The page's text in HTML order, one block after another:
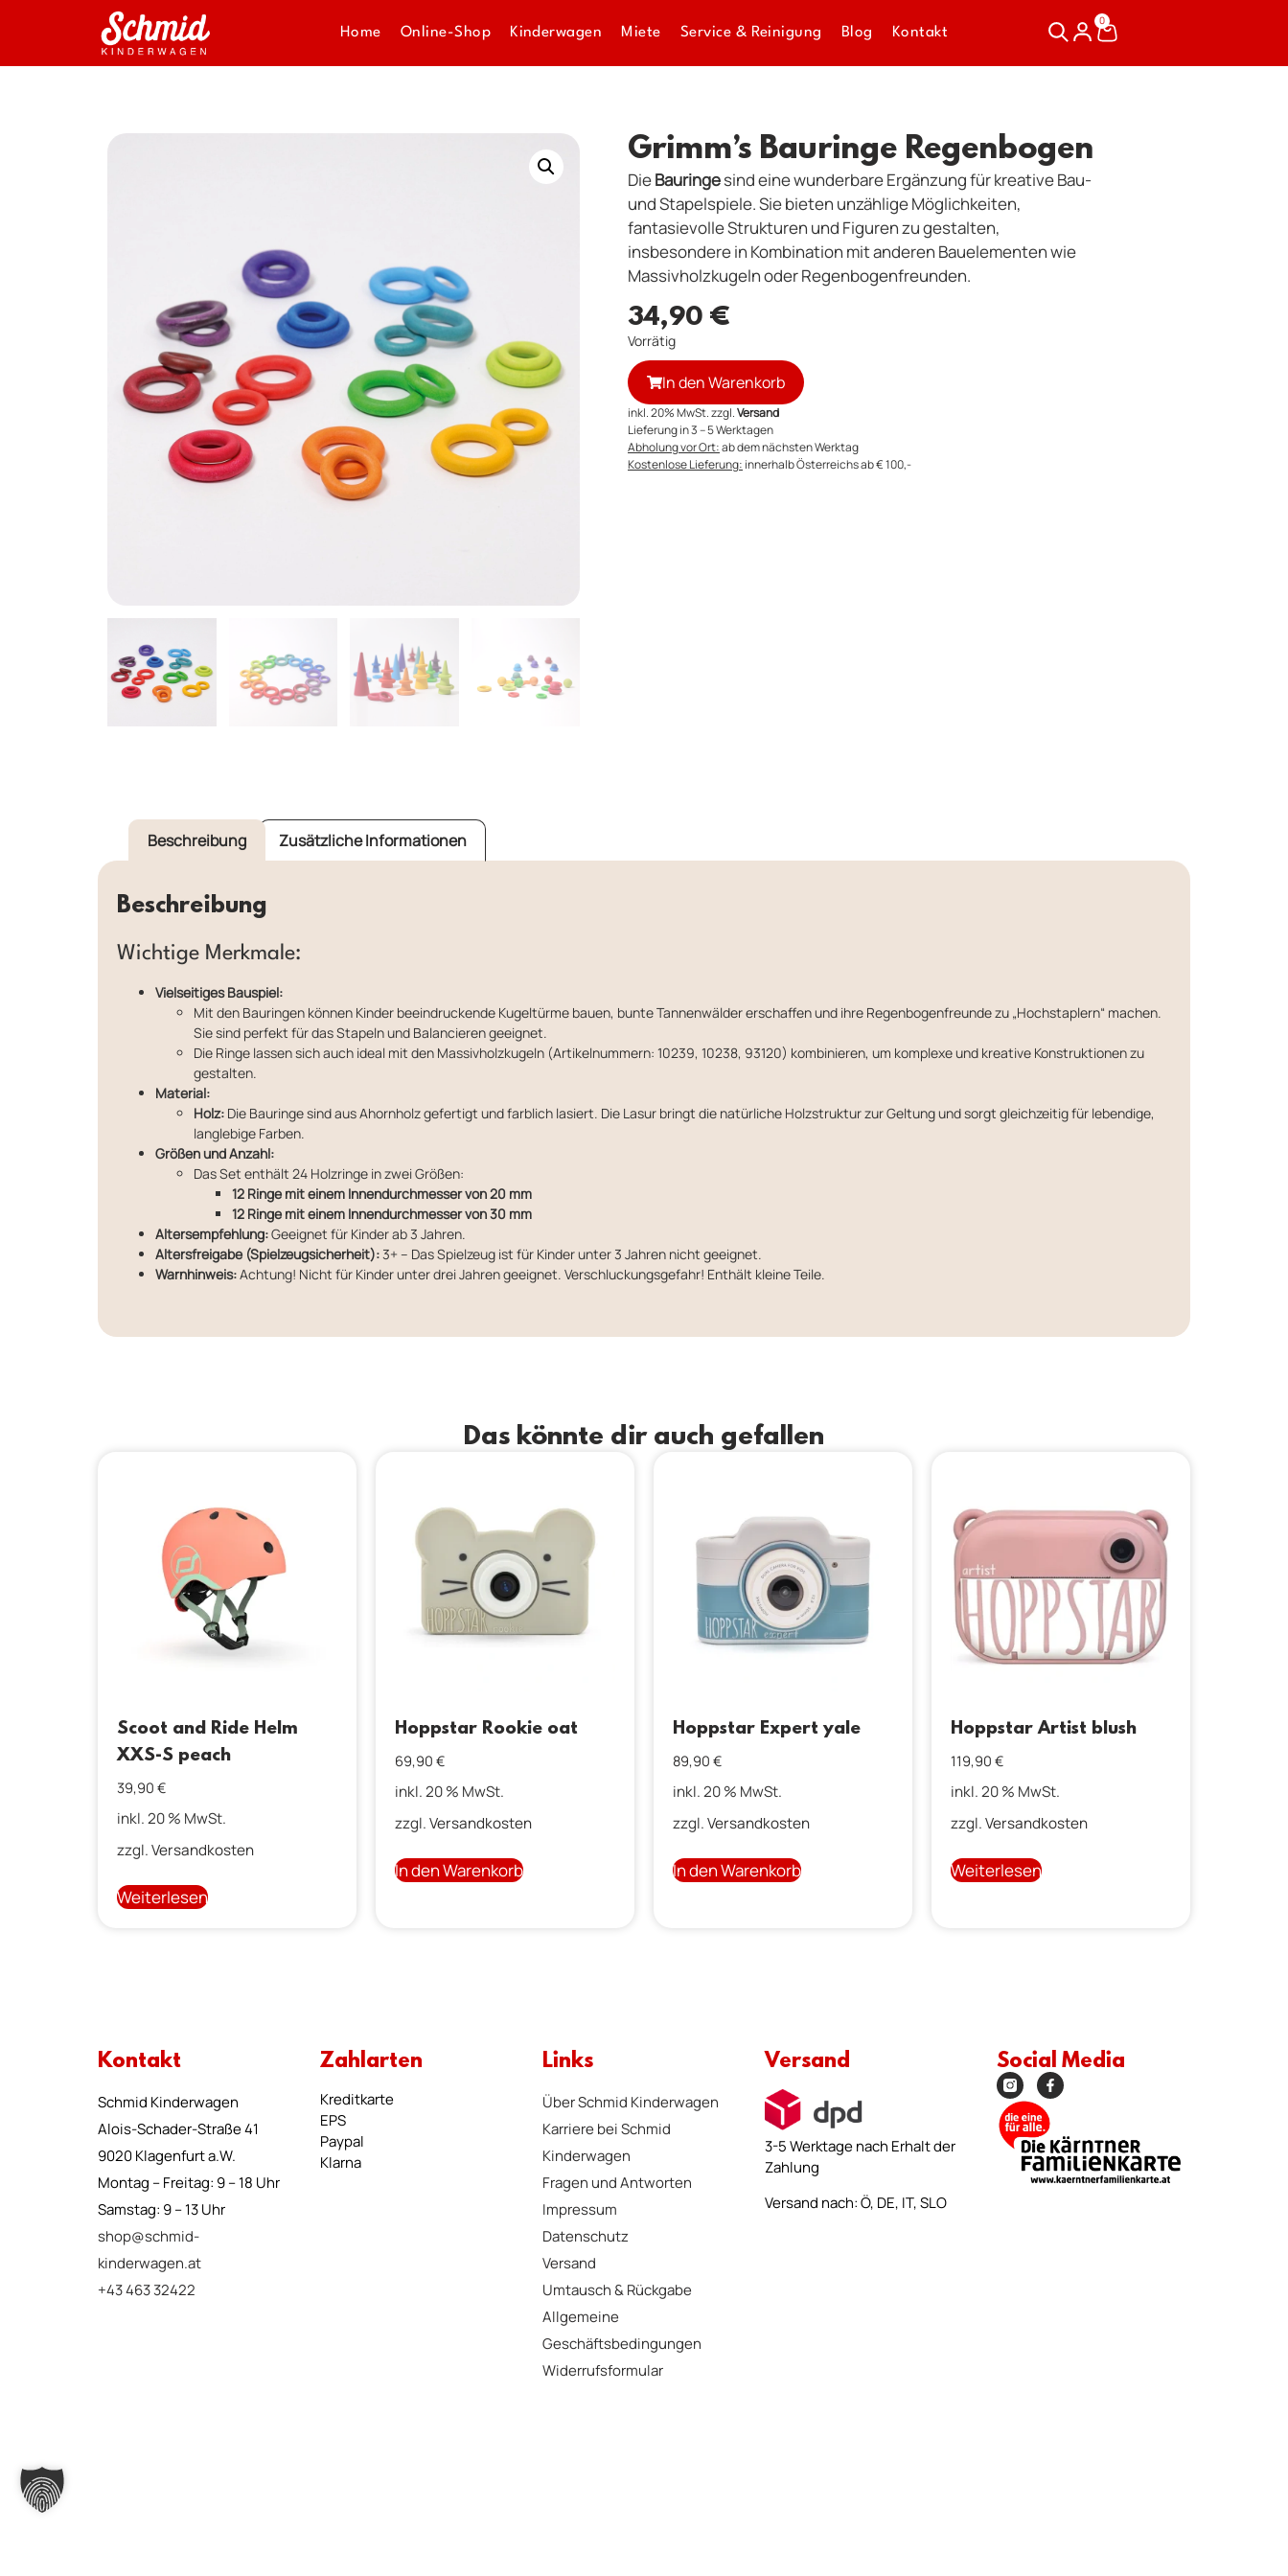
Home Online-Shop Kinderwagen Miete Service & Reinigung Blog Kontakt
0
Grimm’s Bauringe Regenbogen
DieBauringesind eine wunderbare Ergänzung für kreative Bau-
und Stapelspiele. Sie bieten unzählige Möglichkeiten,
fantasievolle Strukturen und Figuren zu gestalten,
insbesondere in Kombination mit anderen Bauelementen wie
Massivholzkugeln oder Regenbogenfreunden.
34,90 €
Vorrätig
In den Warenkorb
inkl. 20% MwSt. zzgl.Versand
Lieferung in 3 – 5 Werktagen
Abholung vor Ort:ab dem nächsten Werktag
Kostenlose Lieferung: innerhalb Österreichs ab € 100,-
Beschreibung Zusätzliche Informationen
Beschreibung
Wichtige Merkmale:
Vielseitiges Bauspiel:
Mit den Bauringen können Kinder beeindruckende Kugeltürme bauen, bunte Tannenwälder erschaffen und ihre Regenbogenfreunde zu „Hochstaplern“ machen.
Sie sind perfekt für das Stapeln und Balancieren geeignet.
Die Ringe lassen sich auch ideal mit den Massivholzkugeln (Artikelnummern: 10239, 10238, 93120) kombinieren, um komplexe und kreative Konstruktionen zu
gestalten.
Material:
Holz: Die Bauringe sind aus Ahornholz gefertigt und farblich lasiert. Die Lasur bringt die natürliche Holzstruktur zur Geltung und sorgt gleichzeitig für lebendige,
langlebige Farben.
Größen und Anzahl:
Das Set enthält 24 Holzringe in zwei Größen:
12 Ringe mit einem Innendurchmesser von 20 mm
12 Ringe mit einem Innendurchmesser von 30 mm
Altersempfehlung:Geeignet für Kinder ab 3 Jahren.
Altersfreigabe (Spielzeugsicherheit):3+ – Das Spielzeug ist für Kinder unter 3 Jahren nicht geeignet.
Warnhinweis:Achtung! Nicht für Kinder unter drei Jahren geeignet. Verschluckungsgefahr! Enthält kleine Teile.
Das könnte dir auch gefallen
Scoot and Ride Helm
XXS-S peach
39,90 €
inkl. 20 % MwSt.
zzgl.Versandkosten
Weiterlesen
Hoppstar Rookie oat
69,90 €
inkl. 20 % MwSt.
zzgl.Versandkosten
In den Warenkorb
Hoppstar Expert yale
89,90 €
inkl. 20 % MwSt.
zzgl.Versandkosten
In den Warenkorb
Hoppstar Artist blush
119,90 €
inkl. 20 % MwSt.
zzgl.Versandkosten
Weiterlesen
Kontakt
Schmid Kinderwagen
Alois-Schader-Straße 41
9020 Klagenfurt a.W.
Montag – Freitag: 9 – 18 Uhr
Samstag: 9 – 13 Uhr
shop@schmid-
kinderwagen.at
+43 463 32422
Zahlarten
Kreditkarte
EPS
Paypal
Klarna
Links
Über Schmid Kinderwagen
Karriere bei Schmid
Kinderwagen
Fragen und Antworten
Impressum
Datenschutz
Versand
Umtausch & Rückgabe
Allgemeine
Geschäftsbedingungen
Widerrufsformular
Versand
3-5 Werktage nach Erhalt der
Zahlung
Versand nach: Ö, DE, IT, SLO
Social Media